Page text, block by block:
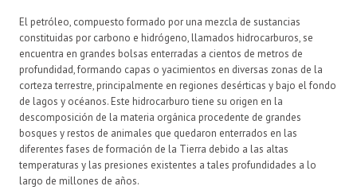
El petróleo, compuesto formado por una mezcla de sustancias
constituidas por carbono e hidrógeno, llamados hidrocarburos, se
encuentra en grandes bolsas enterradas a cientos de metros de
profundidad, formando capas o yacimientos en diversas zonas de la
corteza terrestre, principalmente en regiones desérticas y bajo el fondo
de lagos y océanos. Este hidrocarburo tiene su origen en la
descomposición de la materia orgánica procedente de grandes
bosques y restos de animales que quedaron enterrados en las
diferentes fases de formación de la Tierra debido a las altas
temperaturas y las presiones existentes a tales profundidades a lo
largo de millones de años.